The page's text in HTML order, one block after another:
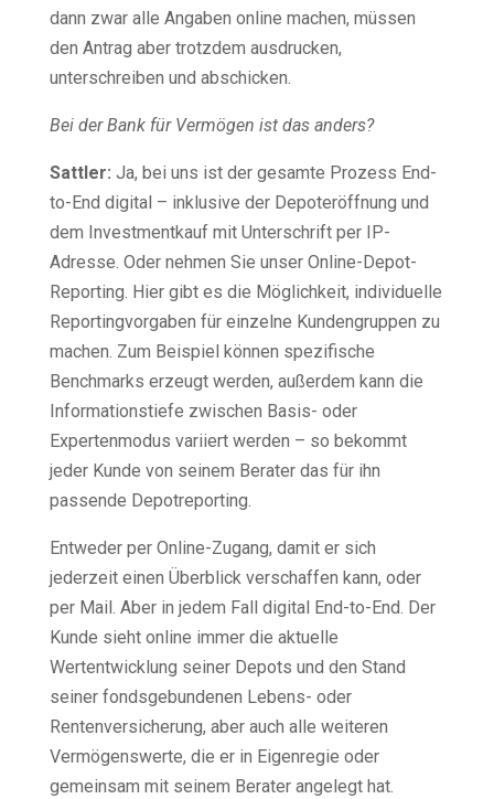
dann zwar alle Angaben online machen, müssen
den Antrag aber trotzdem ausdrucken,
unterschreiben und abschicken.
Bei der Bank für Vermögen ist das anders?
Sattler: Ja, bei uns ist der gesamte Prozess End-
to-End digital – inklusive der Depoteröffnung und
dem Investmentkauf mit Unterschrift per IP-
Adresse. Oder nehmen Sie unser Online-Depot-
Reporting. Hier gibt es die Möglichkeit, individuelle
Reportingvorgaben für einzelne Kundengruppen zu
machen. Zum Beispiel können spezifische
Benchmarks erzeugt werden, außerdem kann die
Informationstiefe zwischen Basis- oder
Expertenmodus variiert werden – so bekommt
jeder Kunde von seinem Berater das für ihn
passende Depotreporting.
Entweder per Online-Zugang, damit er sich
jederzeit einen Überblick verschaffen kann, oder
per Mail. Aber in jedem Fall digital End-to-End. Der
Kunde sieht online immer die aktuelle
Wertentwicklung seiner Depots und den Stand
seiner fondsgebundenen Lebens- oder
Rentenversicherung, aber auch alle weiteren
Vermögenswerte, die er in Eigenregie oder
gemeinsam mit seinem Berater angelegt hat.